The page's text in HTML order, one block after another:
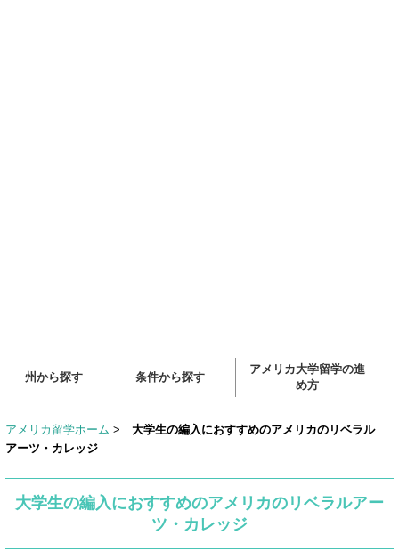
州から探す 条件から探す
アメリカ大学留学の進
め方
アメリカ留学ホーム > 大学生の編入におすすめのアメリカのリベラル
アーツ・カレッジ
大学生の編入におすすめのアメリカのリベラルアー
ツ・カレッジ